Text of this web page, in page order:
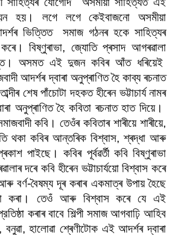
হয়। লগে লগে কেইবাজনো অসমীয়া
ভিত্তিত  সমাজ গঠনৰ হকে সাহিত্যৰ
বিষ্ণুৰাভা, জ্যোতি প্ৰসাদ আগৰৱালা
অসমত এই দুজন কবিৰ আঁত ধৰিয়েই
আদৰ্শৰ দ্বাৰা অনুপ্ৰাণিত হৈ কাব্য ৰচনাত
শেষ পাঁচোটা দহকত হীৰেন ভট্টাচাৰ্য নামৰ
অনুপ্ৰাণিত হৈ কবিতা ৰচনাত হাত দিয়ে।
কবি। তেওঁৰ কবিতাৰ শাৰীয়ে শাৰীয়ে,
থকা কবিৰ আন্তৰিক বিশ্বাস, শ্ৰদ্ধা আৰু
পাইছে। কবিৰ পূৰ্বৱৰ্তী কবি বিষ্ণুৰাভা
দৰে কবি হীৰেন ভট্টাচাৰ্যয়ো বিশ্বাস কৰে
বৰ্ণ-বৈষম্য দূৰ কৰাৰ একমাত্ৰ উপায় হৈছে
কৰা। তেওঁ আৰু বিশ্বাস কৰে যে এই
কৰাৰ বাবে শিল্পী সমাজ আগবাঢ়ি আহিব
হালোৱা শ্ৰেণীটোক এই আদৰ্শৰ দ্বাৰা